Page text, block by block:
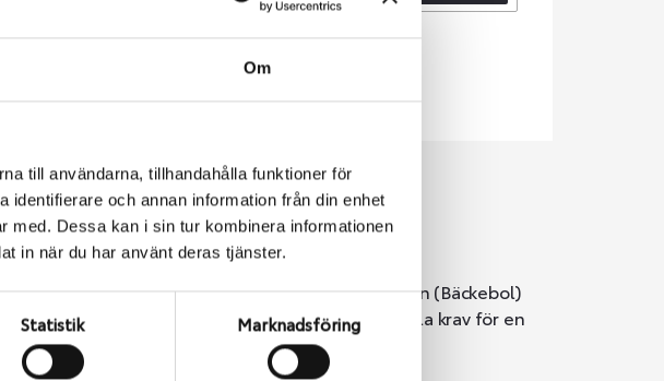
Om
till användarna, tillhandahålla funktioner för
och annan information från din enhet
med. Dessa kan i sin tur kombinera informationen
in när du har använt deras tjänster.
Statistik Marknadsföring
däckverkstäder i Göteborg. Välj mellan Hisingen (Bäckebol)
vi byter dina däck ser vi till att de uppfyller alla krav för en